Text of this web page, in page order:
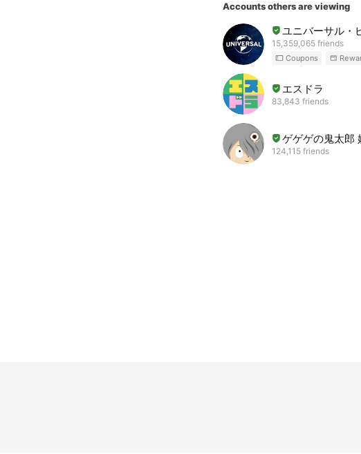
Accounts others are viewing
ユニバーサル・
15,359,065 friends
Coupons
エスドラ
83,843 friends
ゲゲゲの鬼太郎
124,115 friends